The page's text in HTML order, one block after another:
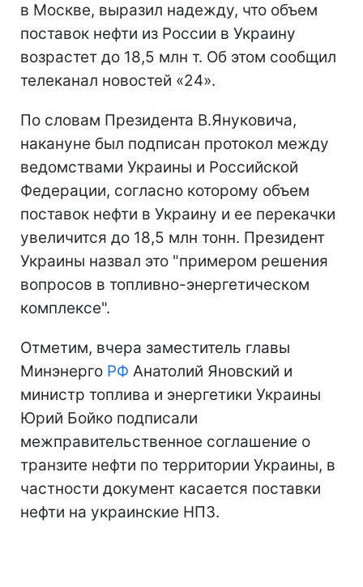
в Москве, выразил надежду, что объем
поставок нефти из России в Украину
возрастет до 18,5 млн т. Об этом сообщил
телеканал новостей «24».
По словам Президента В.Януковича,
накануне был подписан протокол между
ведомствами Украины и Российской
Федерации, согласно которому объем
поставок нефти в Украину и ее перекачки
увеличится до 18,5 млн тонн. Президент
Украины назвал это "примером решения
вопросов в топливно-энергетическом
комплексе".
Отметим, вчера заместитель главы
Минэнерго РФ Анатолий Яновский и
министр топлива и энергетики Украины
Юрий Бойко подписали
межправительственное соглашение о
транзите нефти по территории Украины, в
частности документ касается поставки
нефти на украинские НПЗ.